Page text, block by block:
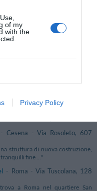
of my
with the
Privacy Policy
- Benevento - Strada Statale
sulla Via Appia a 2 km da
laghetto e pisci..."
- Via Sandro Pertini,
- Cesena - Via Rosoleto, 607
struttura di nuova costruzione,
fine ..."
- Roma - Via Tuscolana, 128
a Roma nel quartiere San